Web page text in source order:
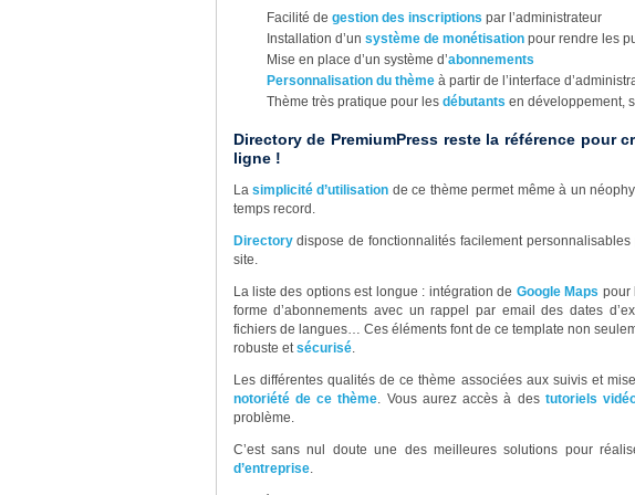
Facilité de gestion des inscriptions par l’administrateur
Installation d’un système de monétisationpour rendre les
Mise en place d’un système d’abonnements
Personnalisation du thèmeà partir de l’interface
Thème très pratique pour les débutants en développement,
Directory de PremiumPress reste la référence pour
ligne !
La simplicité d’utilisation de ce thème permet même à un
temps record.
Directorydispose de fonctionnalités facilement
site.
La liste des options est longue : intégration de Google Maps pour
forme d’abonnements avec un rappel par email des dates
fichiers de langues… Ces éléments font de ce template non
robuste etsécurisé.
Les différentes qualités de ce thème associées aux suivis et
notoriété de ce thème. Vous aurez accès à des tutoriels
problème.
C’est sans nul doute une des meilleures solutions pour
d’entreprise.